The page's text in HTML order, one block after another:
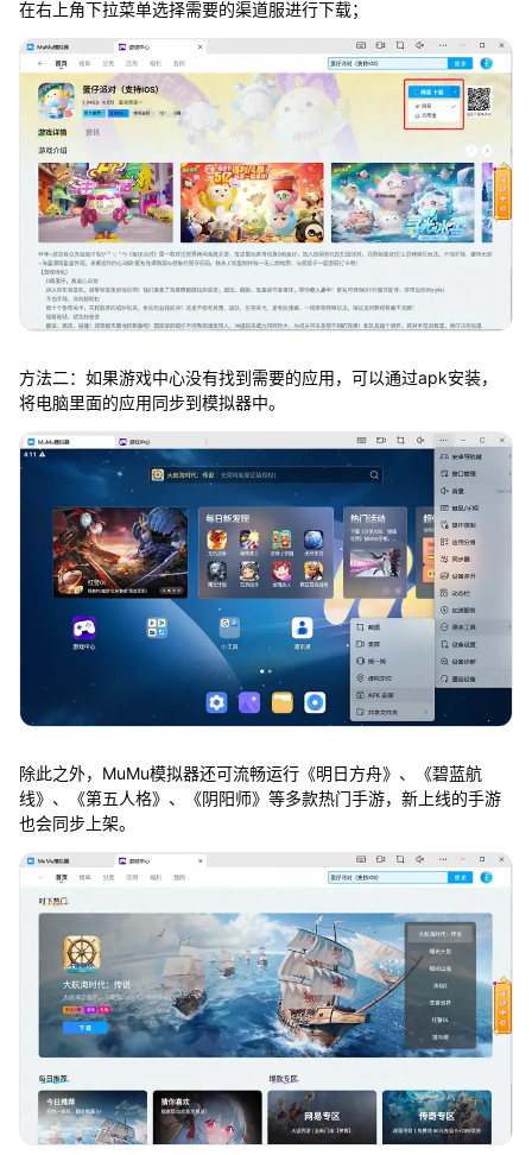
在右上角下拉菜单选择需要的渠道服进行下载；
方法二：如果游戏中心没有找到需要的应用，可以通过apk安装，
将电脑里面的应用同步到模拟器中。
除此之外，MuMu模拟器还可流畅运行《明日方舟》、《碧蓝航
线》、《第五人格》、《阴阳师》等多款热门手游，新上线的手游
也会同步上架。